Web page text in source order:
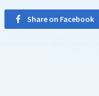
Share on Facebook